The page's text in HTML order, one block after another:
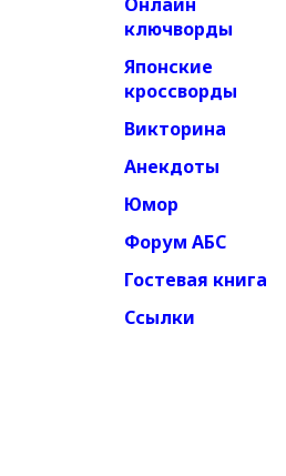
ключворды
Японские
кроссворды
Викторина
Анекдоты
Юмор
Форум АБС
Гостевая книга
Ссылки